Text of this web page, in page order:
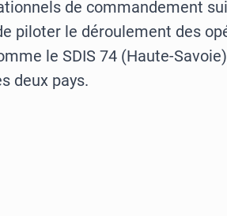
de commandement
piloter le déroulement des
le SDIS 74 (Haute-
deux pays.